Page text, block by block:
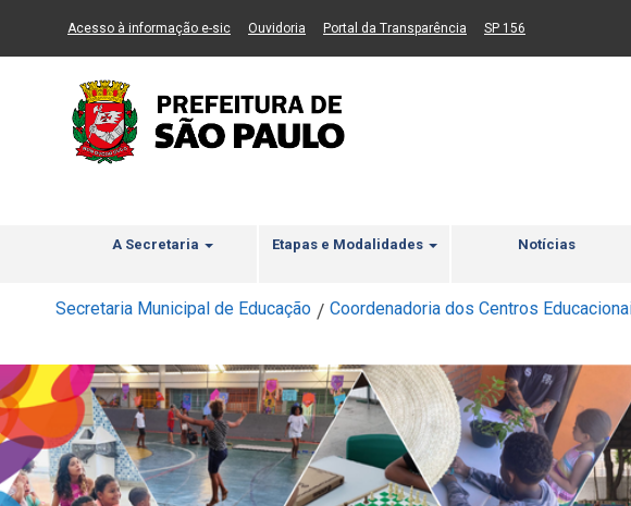
Ir ao Conteúdo Ir para menu principal 2 Ir para busca Ir para rodapé
Acesso à informação e-sic(Link para um novo sítio)
Ouvidoria (Link para um novo sítio)
Portal da Transparência (Link para um novo sítio)
SP 156
A Secretaria Etapas e Modalidades Notícias
Secretaria Municipal de Educação / Coordenadoria dos Centros